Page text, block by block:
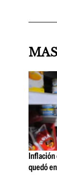
Inflación
quedó